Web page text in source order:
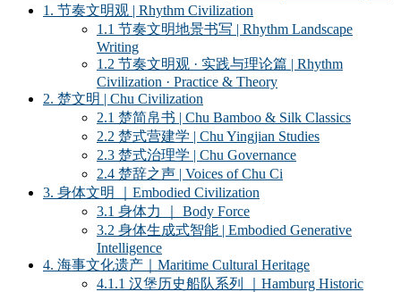
1. 节奏文明观 | Rhythm Civilization
1.1 节奏文明地景书写 | Rhythm Landscape
Writing
1.2 节奏文明观 · 实践与理论篇 | Rhythm
Civilization · Practice & Theory
2. 楚文明 | Chu Civilization
2.1 楚简帛书 | Chu Bamboo & Silk Classics
2.2 楚式营建学 | Chu Yingjian Studies
2.3 楚式治理学 | Chu Governance
2.4 楚辞之声 | Voices of Chu Ci
3. 身体文明 ｜Embodied Civilization
3.1 身体力 ｜ Body Force
3.2 身体生成式智能 | Embodied Generative
Intelligence
4. 海事文化遗产｜Maritime Cultural Heritage
4.1.1 汉堡历史船队系列 ｜Hamburg Historic